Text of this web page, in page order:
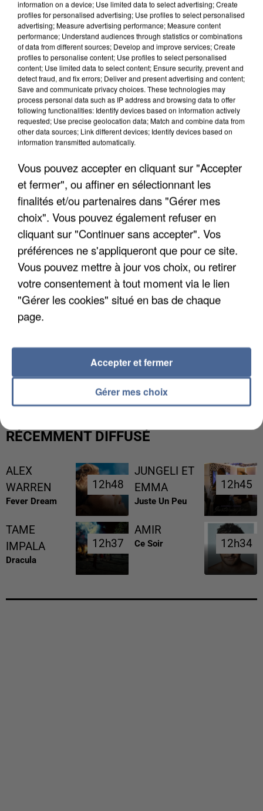
APRÈS TOUTES CES CANICULES, LES REFUGES
DE FAUNE SAUVAGE SONT...
L’UN DES FONDATEURS SUPPOSÉS DE LA DZ
MAFIA INTERPELLÉ EN ALGÉRIE
RÉCEMMENT DIFFUSÉ
ALEX
WARREN
Fever Dream
12h48
12h48
JUNGELI ET
EMMA
Juste Un Peu
12h45
12h45
TAME
IMPALA
Dracula
12h37
12h37
AMIR
Ce Soir 12h34
12h34
information on a device; Use limited data to select advertising; Create
profiles for personalised advertising; Use profiles to select personalised
advertising; Measure advertising performance; Measure content
performance; Understand audiences through statistics or combinations
of data from different sources; Develop and improve services; Create
profiles to personalise content; Use profiles to select personalised
content; Use limited data to select content; Ensure security, prevent and
detect fraud, and fix errors; Deliver and present advertising and content;
Save and communicate privacy choices. These technologies may
process personal data such as IP address and browsing data to offer
following functionalities: Identify devices based on information actively
requested; Use precise geolocation data; Match and combine data from
other data sources; Link different devices; Identify devices based on
information transmitted automatically.
Vous pouvez accepter en cliquant sur "Accepter
et fermer", ou affiner en sélectionnant les
finalités et/ou partenaires dans "Gérer mes
choix". Vous pouvez également refuser en
cliquant sur "Continuer sans accepter". Vos
préférences ne s'appliqueront que pour ce site.
Vous pouvez mettre à jour vos choix, ou retirer
votre consentement à tout moment via le lien
"Gérer les cookies" situé en bas de chaque
page.
Gérer mes choix
Accepter et fermer